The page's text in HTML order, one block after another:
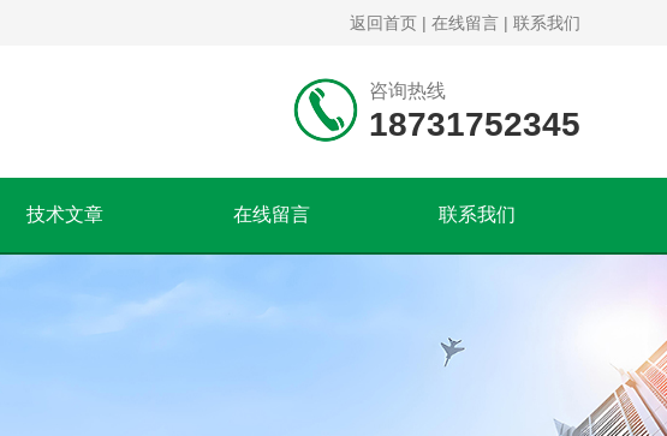
返回首页 | 在线留言 | 联系我们
咨询热线
18731752345
技术文章 在线留言 联系我们